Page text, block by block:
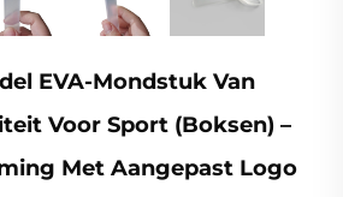
EVA-Mondstuk Van
Voor Sport (boksen) –
Met Aangepast Logo